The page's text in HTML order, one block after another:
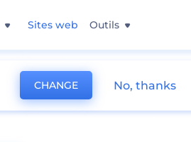
Sites web Outils
CHANGE No, thanks